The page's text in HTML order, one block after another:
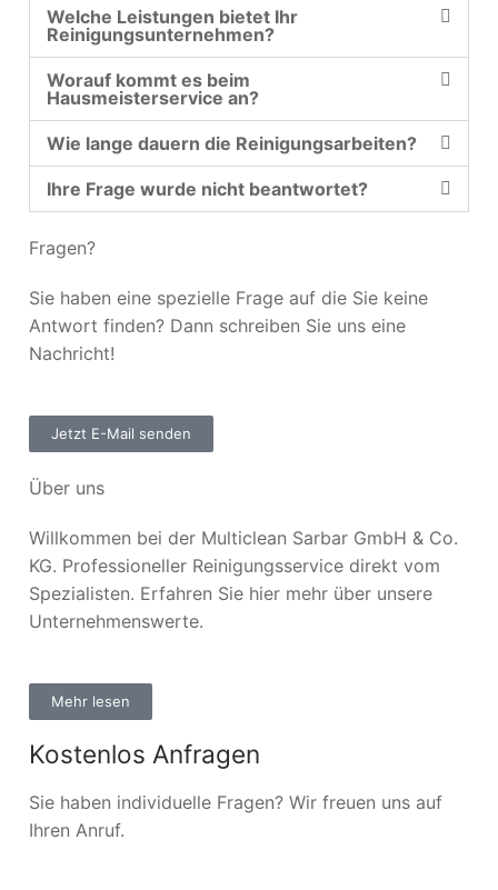
Welche Leistungen bietet Ihr
Reinigungsunternehmen?
Worauf kommt es beim
Hausmeisterservice an?
Wie lange dauern die Reinigungsarbeiten?
Ihre Frage wurde nicht beantwortet?
Fragen?
Sie haben eine spezielle Frage auf die Sie keine
Antwort finden? Dann schreiben Sie uns eine
Nachricht!
Jetzt E-Mail senden
Über uns
Willkommen bei der Multiclean Sarbar GmbH & Co.
KG. Professioneller Reinigungsservice direkt vom
Spezialisten. Erfahren Sie hier mehr über unsere
Unternehmenswerte.
Mehr lesen
Kostenlos Anfragen
Sie haben individuelle Fragen? Wir freuen uns auf
Ihren Anruf.